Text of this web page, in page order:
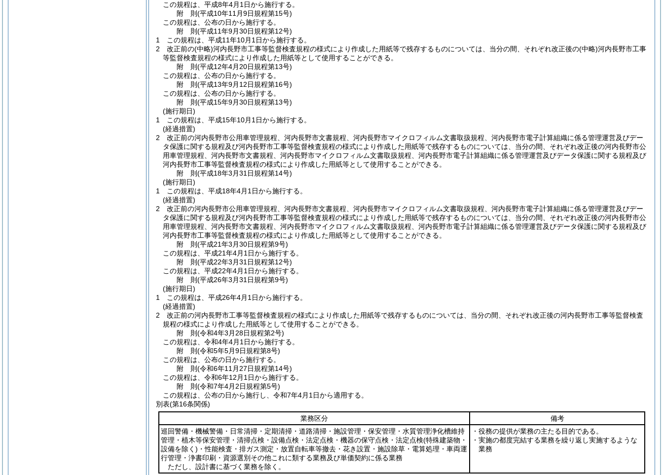
この規程は、平成8年4月1日から施行する。
附 則(平成10年11月9日規程第15号)
この規程は、公布の日から施行する。
附 則(平成11年9月30日規程第12号)
1
この規程は、平成11年10月1日から施行する。
2
改正前の(中略)河内長野市工事等監督検査規程の様式により作成した用紙等で残存するものについては、当分の間、それぞれ改正後の(中略)河内長野市工事
等監督検査規程の様式により作成した用紙等として使用することができる。
附 則(平成12年4月20日規程第13号)
この規程は、公布の日から施行する。
附 則(平成13年9月12日規程第16号)
この規程は、公布の日から施行する。
附 則(平成15年9月30日規程第13号)
(施行期日)
1
この規程は、平成15年10月1日から施行する。
(経過措置)
2
改正前の河内長野市公用車管理規程、河内長野市文書規程、河内長野市マイクロフィルム文書取扱規程、河内長野市電子計算組織に係る管理運営及びデー
タ保護に関する規程及び河内長野市工事等監督検査規程の様式により作成した用紙等で残存するものについては、当分の間、それぞれ改正後の河内長野市公
用車管理規程、河内長野市文書規程、河内長野市マイクロフィルム文書取扱規程、河内長野市電子計算組織に係る管理運営及びデータ保護に関する規程及び
河内長野市工事等監督検査規程の様式により作成した用紙等として使用することができる。
附 則(平成18年3月31日規程第14号)
(施行期日)
1
この規程は、平成18年4月1日から施行する。
(経過措置)
2
改正前の河内長野市公用車管理規程、河内長野市文書規程、河内長野市マイクロフィルム文書取扱規程、河内長野市電子計算組織に係る管理運営及びデー
タ保護に関する規程及び河内長野市工事等監督検査規程の様式により作成した用紙等で残存するものについては、当分の間、それぞれ改正後の河内長野市公
用車管理規程、河内長野市文書規程、河内長野市マイクロフィルム文書取扱規程、河内長野市電子計算組織に係る管理運営及びデータ保護に関する規程及び
河内長野市工事等監督検査規程の様式により作成した用紙等として使用することができる。
附 則(平成21年3月30日規程第9号)
この規程は、平成21年4月1日から施行する。
附 則(平成22年3月31日規程第12号)
この規程は、平成22年4月1日から施行する。
附 則(平成26年3月31日規程第9号)
(施行期日)
1
この規程は、平成26年4月1日から施行する。
(経過措置)
2
改正前の河内長野市工事等監督検査規程の様式により作成した用紙等で残存するものについては、当分の間、それぞれ改正後の河内長野市工事等監督検査
規程の様式により作成した用紙等として使用することができる。
附 則(令和4年3月28日規程第2号)
この規程は、令和4年4月1日から施行する。
附 則(令和5年5月9日規程第8号)
この規程は、公布の日から施行する。
附 則(令和6年11月27日規程第14号)
この規程は、令和6年12月1日から施行する。
附 則(令和7年4月2日規程第5号)
この規程は、公布の日から施行し、令和7年4月1日から適用する。
別表(第16条関係)
業務区分
備考
巡回警備・機械警備・日常清掃・定期清掃・道路清掃・施設管理・保安管理・水質管理浄化槽維持
管理・植木等保安管理・清掃点検・設備点検・法定点検・機器の保守点検・法定点検(特殊建築物・
設備を除く) ・性能検査・排ガス測定・放置自転車等撤去・花き設置・施設除草・電算処理・車両運
行管理・浄書印刷・資源選別その他これに類する業務及び単価契約に係る業務
ただし、設計書に基づく業務を除く。
・役務の提供が業務の主たる目的である。
・実施の都度完結する業務を繰り返し実施するような
業務